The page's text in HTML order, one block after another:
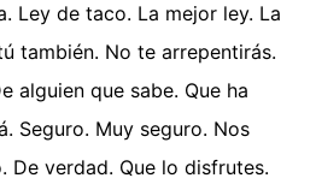
Ley de taco. La mejor ley. La
también. No te arrepentirás.
alguien que sabe. Que ha
Seguro. Muy seguro. Nos
De verdad. Que lo disfrutes.